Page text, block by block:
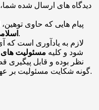
دیدگاه های ارسال شده
پیام هایی که حاوی توهین،
باشد منتشر نخواهد شد.
لازم به یادآوری است
شود و کلیه مسئولیت
نظر بوده و قابل
گونه شکایت مسئولیت بر عهده شخص نظر دهنده خواهد بود.